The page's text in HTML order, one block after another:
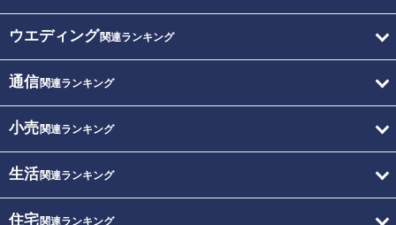
ウエディング関連ランキング
通信関連ランキング
小売関連ランキング
生活関連ランキング
住宅関連ランキング